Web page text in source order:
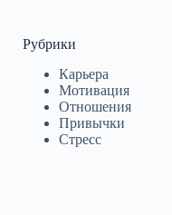
Рубрики
Карьера
Мотивация
Отношения
Привычки
Стресс